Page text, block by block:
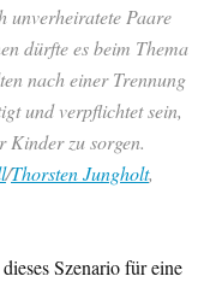
unverheiratete Paare
dürfte es beim Thema
nach einer Trennung
und verpflichtet sein,
Kinder zu sorgen.
/Thorsten Jungholt,
Szenario für eine